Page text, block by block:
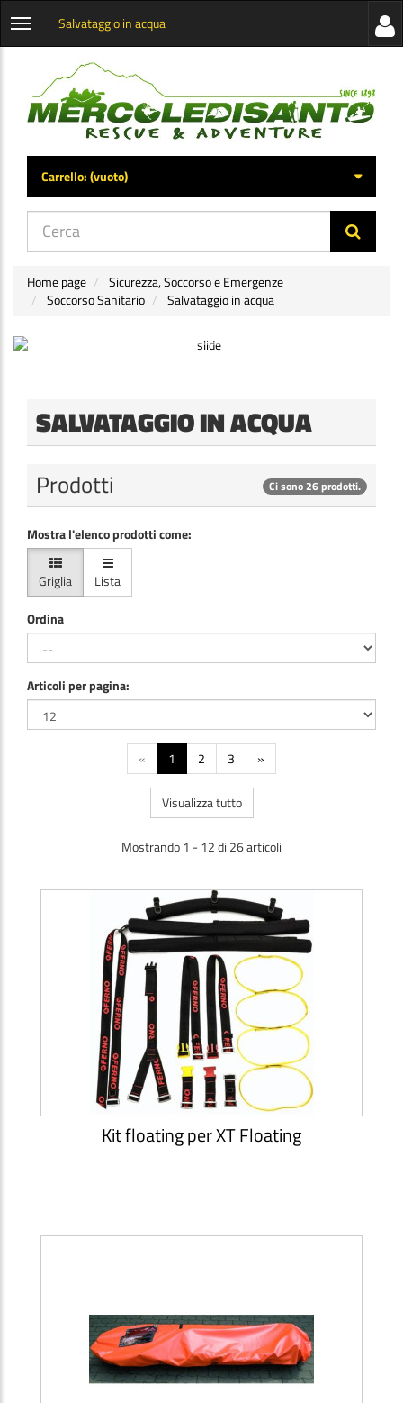
Apri
categorie
Salvataggio in acqua
di
Carrello:(vuoto)
Home page
Sicurezza, Soccorso e Emergenze
Soccorso Sanitario
Salvataggio in acqua
SALVATAGGIO IN ACQUA
Prodotti Ci sono 26 prodotti.
Mostra l'elenco prodotti come:
Griglia
Lista
Ordina
Articoli per pagina:
« 1 2 3 »
Visualizza tutto
Mostrando 1 - 12 di 26 articoli
Kit floating per XT Floating